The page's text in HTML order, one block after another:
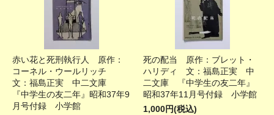
赤い花と死刑執行人 原作：
コーネル・ウールリッチ
文：福島正実 中二文庫
『中学生の友二年』昭和37年9
月号付録 小学館
死の配当 原作：ブレット・
ハリディ 文：福島正実 中
二文庫 『中学生の友二年』
昭和37年11月号付録 小学館
1,000円(税込)